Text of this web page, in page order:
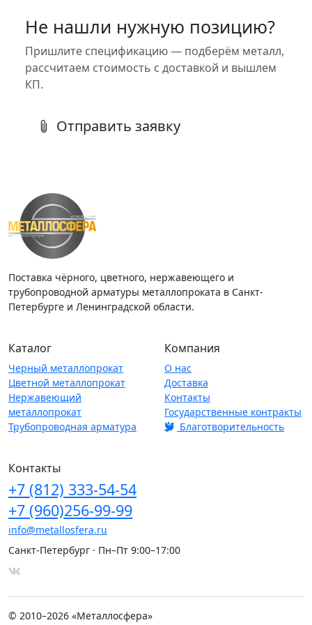
Не нашли нужную позицию?
Пришлите спецификацию — подберём металл,
рассчитаем стоимость с доставкой и вышлем
КП.
Отправить заявку
Поставка чёрного, цветного, нержавеющего и
трубопроводной арматуры металлопроката в Санкт-
Петербурге и Ленинградской области.
Каталог
Черный металлопрокат
Цветной металлопрокат
Нержавеющий
металлопрокат
Трубопроводная арматура
Компания
О нас
Доставка
Контакты
Государственные контракты
Благотворительность
Контакты
+7 (812) 333-54-54
+7 (960)256-99-99
info@metallosfera.ru
Санкт-Петербург · Пн–Пт 9:00–17:00
© 2010–2026 «Металлосфера»